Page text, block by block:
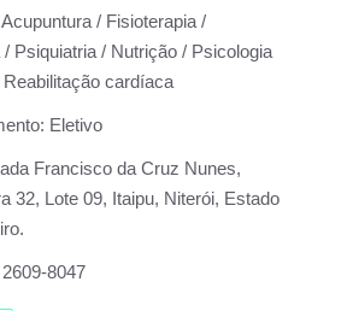
Acupuntura / Fisioterapia /
/ Psiquiatria / Nutrição / Psicologia
cardíaca
Eletivo
Francisco da Cruz Nunes,
32, Lote 09, Itaipu, Niterói, Estado
8047